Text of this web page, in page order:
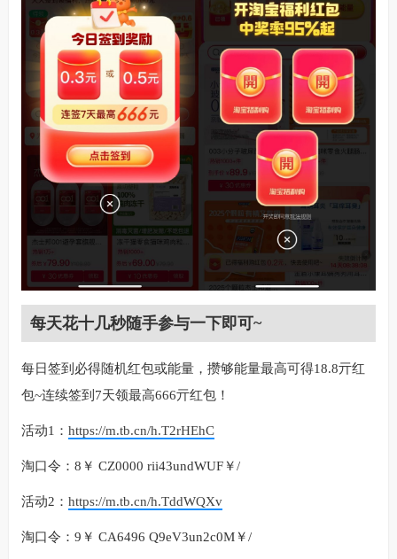
每天花十几秒随手参与一下即可~
每日签到必得随机红包或能量，攒够能量最高可得18.8亓红
包~连续签到7天领最高666亓红包！
活动1：https://m.tb.cn/h.T2rHEhC
淘口令：8￥ CZ0000 rii43undWUF￥/
活动2：https://m.tb.cn/h.TddWQXv
淘口令：9￥ CA6496 Q9eV3un2c0M￥/